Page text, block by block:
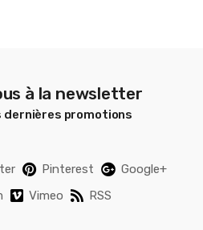
à la newsletter
dernières promotions
Pinterest
Google+
Vimeo RSS